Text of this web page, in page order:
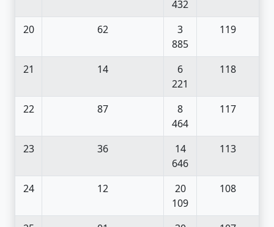
432
20 62
3
885
119
21 14
6
221
118
22 87
8
464
117
23 36
14
646
113
24 12
20
109
108